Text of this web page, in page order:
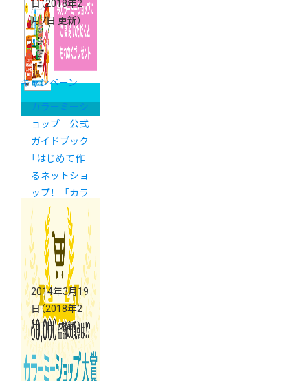
日（2018年2
月7日 更新）
キャンペーン
カラーミーシ
ョップ 公式
ガイドブック
「はじめて作
るネットショ
ップ！ 「カラ
ーミーショッ
プ」で開業＆
運営」販売！
2014年3月19
日（2018年2
月7日 更新）